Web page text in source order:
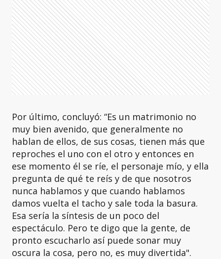
Por último, concluyó: “Es un matrimonio no
muy bien avenido, que generalmente no
hablan de ellos, de sus cosas, tienen más que
reproches el uno con el otro y entonces en
ese momento él se ríe, el personaje mío, y ella
pregunta de qué te reís y de que nosotros
nunca hablamos y que cuando hablamos
damos vuelta el tacho y sale toda la basura.
Esa sería la síntesis de un poco del
espectáculo. Pero te digo que la gente, de
pronto escucharlo así puede sonar muy
oscura la cosa, pero no, es muy divertida".